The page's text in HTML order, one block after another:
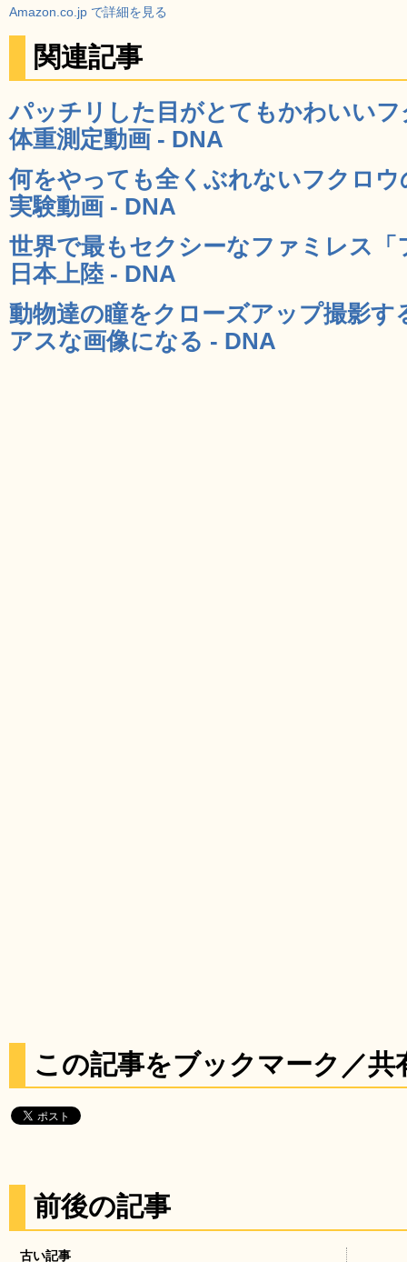
Amazon.co.jp で詳細を見る
関連記事
パッチリした目がとてもかわいい
体重測定動画 - DNA
何をやっても全くぶれないフクロ
実験動画 - DNA
世界で最もセクシーなファミレス
日本上陸 - DNA
動物達の瞳をクローズアップ撮影
アスな画像になる - DNA
この記事をブックマーク／共
前後の記事
古い記事